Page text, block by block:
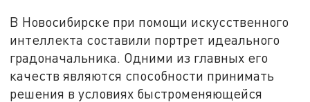
В Новосибирске при помощи искусственного
интеллекта составили портрет идеального
градоначальника. Одними из главных его
качеств являются способности принимать
решения в условиях быстроменяющейся